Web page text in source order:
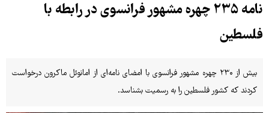
نامه ۲۳۵ چهره مشهور فرانسوی در رابطه با
فلسطین
بیش از ۲۳۰ چهره مشهور فرانسوی با امضای نامه‌ای از امانوئل ماکرون درخواست
کردند که کشور فلسطین را به رسمیت بشناسد.